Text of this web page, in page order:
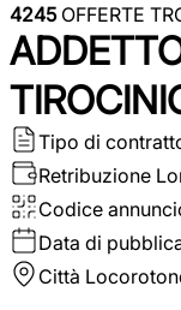
4245OFFERTE
Tipo di
Retribuzione
Codice
Data di
Città